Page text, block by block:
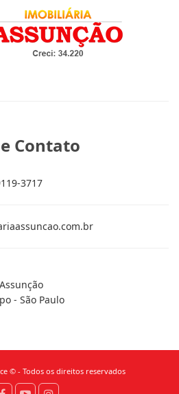
Contato
3717
- São Paulo
© - Todos os direitos reservados